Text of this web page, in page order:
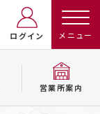
ログイン
営業所案内